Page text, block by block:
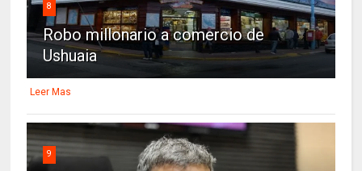
8
Robo millonario a comercio de
Ushuaia
Leer Mas
9